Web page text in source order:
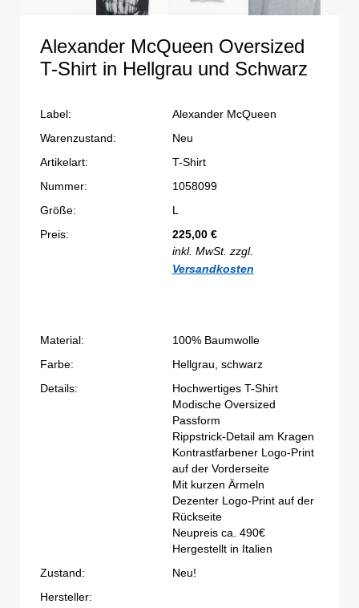
Alexander McQueen Oversized
T-Shirt in Hellgrau und Schwarz
Label:
Alexander McQueen
Warenzustand:
Neu
Artikelart:
T-Shirt
Nummer:
1058099
Größe:
L
Preis:
225,00 €
inkl. MwSt. zzgl.
Versandkosten
Material:
100% Baumwolle
Farbe:
Hellgrau, schwarz
Details:
Hochwertiges T-Shirt
Modische Oversized
Passform
Rippstrick-Detail am Kragen
Kontrastfarbener Logo-Print
auf der Vorderseite
Mit kurzen Ärmeln
Dezenter Logo-Print auf der
Rückseite
Neupreis ca. 490€
Hergestellt in Italien
Zustand:
Neu!
Hersteller: